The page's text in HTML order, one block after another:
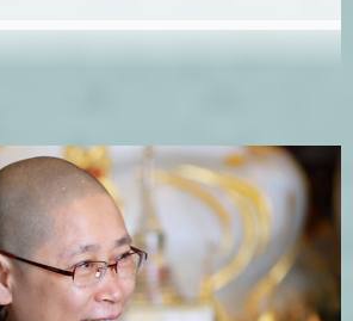
法，為迷失眾生找到解脫之